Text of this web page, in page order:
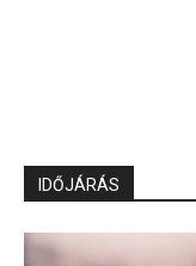
IDŐJÁRÁS